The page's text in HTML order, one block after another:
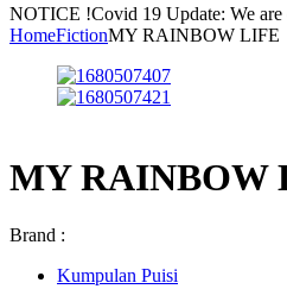
NOTICE !Covid 19 Update: We are
HomeFictionMY RAINBOW LIFE
MY RAINBOW
Brand :
Kumpulan Puisi